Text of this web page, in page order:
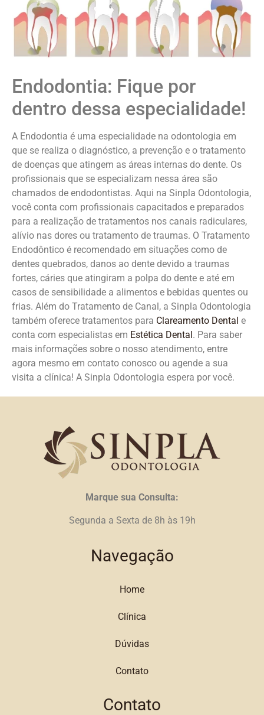
Endodontia: Fique por
dentro dessa especialidade!
A Endodontia é uma especialidade na odontologia em
que se realiza o diagnóstico, a prevenção e o tratamento
de doenças que atingem as áreas internas do dente. Os
profissionais que se especializam nessa área são
chamados de endodontistas. Aqui na Sinpla Odontologia,
você conta com profissionais capacitados e preparados
para a realização de tratamentos nos canais radiculares,
alívio nas dores ou tratamento de traumas. O Tratamento
Endodôntico é recomendado em situações como de
dentes quebrados, danos ao dente devido a traumas
fortes, cáries que atingiram a polpa do dente e até em
casos de sensibilidade a alimentos e bebidas quentes ou
frias. Além do Tratamento de Canal, a Sinpla Odontologia
também oferece tratamentos para Clareamento Dental e
conta com especialistas em Estética Dental . Para saber
mais informações sobre o nosso atendimento, entre
agora mesmo em contato conosco ou agende a sua
visita a clínica! A Sinpla Odontologia espera por você.
Marque sua Consulta:
Segunda a Sexta de 8h às 19h
Navegação
Home
Clínica
Dúvidas
Contato
Contato